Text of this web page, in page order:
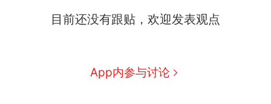
目前还没有跟贴，欢迎发表观点
App内参与讨论
因老师一句“跟我回家”改写了
协会回应
搬家报价570元，搬到楼下交